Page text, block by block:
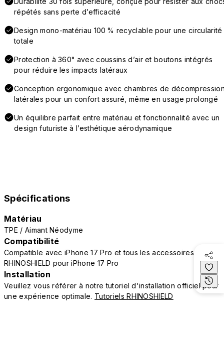
répétés sans perte d’efficacité
Design mono-matériau 100 % recyclable pour une circularité
totale
Protection à 360° avec coussins d’air et boutons intégrés
pour réduire les impacts latéraux
Conception ergonomique avec chambres de
latérales pour un confort assuré, même en usage prolongé
Un équilibre parfait entre matériau et fonctionnalité avec un
design futuriste à l’esthétique aérodynamique
Spécifications
Matériau
TPE / Aimant Néodyme
Compatibilité
Compatible avec iPhone 17 Pro et tous les accessoires
RHINOSHIELD pour iPhone 17 Pro
Installation
Veuillez vous référer à notre tutoriel d'installation officiel pour
une expérience optimale. Tutoriels RHINOSHIELD